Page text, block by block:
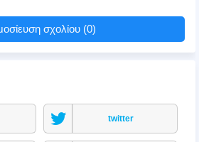
σχολίου (0)
twitter